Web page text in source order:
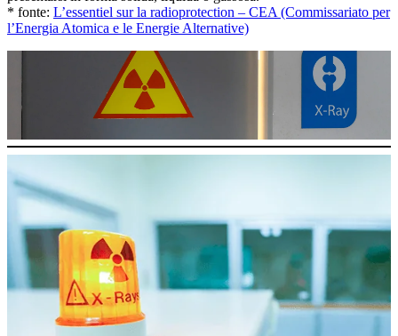
* fonte: L’essentiel sur la radioprotection – CEA (Commissariato per
l’Energia Atomica e le Energie Alternative)